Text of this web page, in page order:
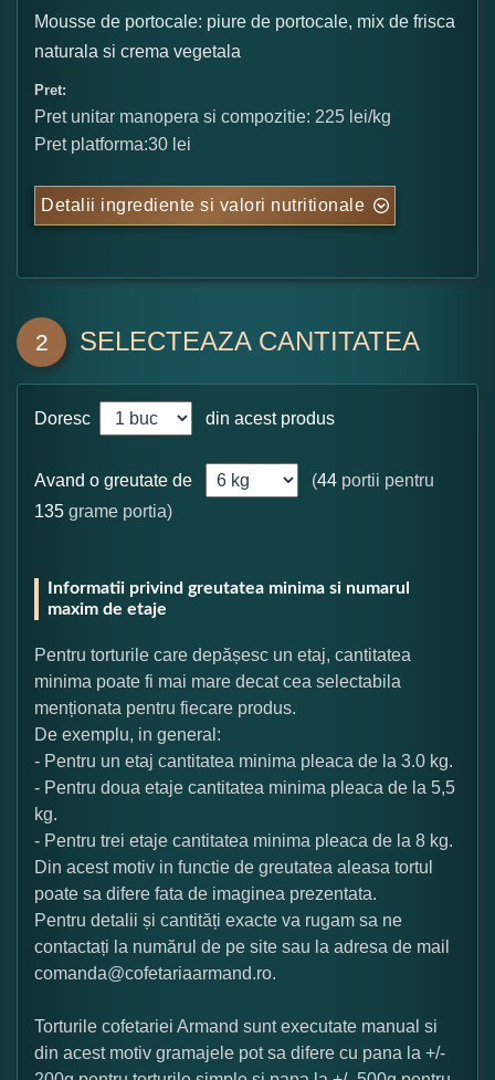
Mousse de portocale: piure de portocale, mix de frisca
naturala si crema vegetala
Pret:
Pret unitar manopera si compozitie: 225 lei/kg
Pret platforma:30 lei
Detalii ingrediente si valori nutritionale
2 SELECTEAZA CANTITATEA
Doresc din acest produs
Avand o greutate de (44 portii pentru
135 grame portia)
Informatii privind greutatea minima si numarul
maxim de etaje
Pentru torturile care depășesc un etaj, cantitatea
minima poate fi mai mare decat cea selectabila
menționata pentru fiecare produs.
De exemplu, in general:
- Pentru un etaj cantitatea minima pleaca de la 3.0 kg.
- Pentru doua etaje cantitatea minima pleaca de la 5,5
kg.
- Pentru trei etaje cantitatea minima pleaca de la 8 kg.
Din acest motiv in functie de greutatea aleasa tortul
poate sa difere fata de imaginea prezentata.
Pentru detalii și cantități exacte va rugam sa ne
contactați la numărul de pe site sau la adresa de mail
comanda@cofetariaarmand.ro.
Torturile cofetariei Armand sunt executate manual si
din acest motiv gramajele pot sa difere cu pana la +/-